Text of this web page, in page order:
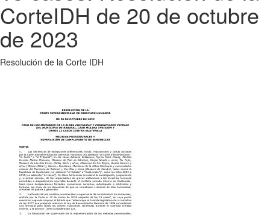
CorteIDH de 20 de octubre
de 2023
Resolución de la Corte IDH